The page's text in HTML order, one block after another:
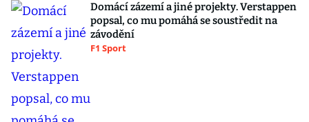
Domácí zázemí a jiné projekty. Verstappen
popsal, co mu pomáhá se soustředit na
závodění
F1 Sport